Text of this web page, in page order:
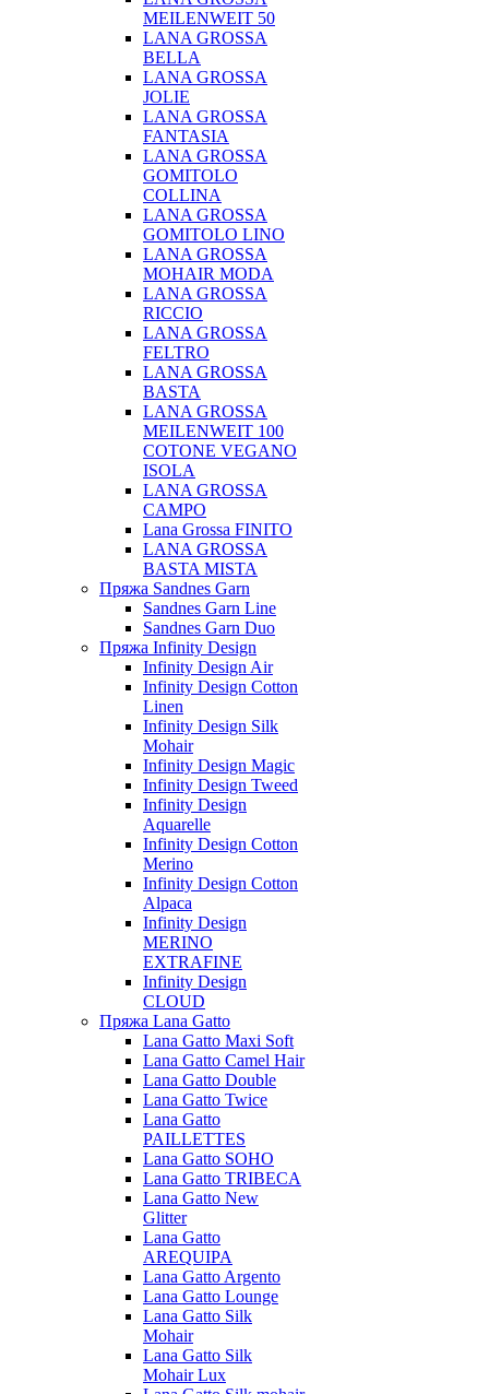
MEILENWEIT 50
LANA GROSSA
BELLA
LANA GROSSA
JOLIE
LANA GROSSA
FANTASIA
LANA GROSSA
GOMITOLO
COLLINA
LANA GROSSA
GOMITOLO LINO
LANA GROSSA
MOHAIR MODA
LANA GROSSA
RICCIO
LANA GROSSA
FELTRO
LANA GROSSA
BASTA
LANA GROSSA
MEILENWEIT 100
COTONE VEGANO
ISOLA
LANA GROSSA
CAMPO
Lana Grossa FINITO
LANA GROSSA
BASTA MISTA
Пряжа Sandnes Garn
Sandnes Garn Line
Sandnes Garn Duo
Пряжа Infinity Design
Infinity Design Air
Infinity Design Cotton
Linen
Infinity Design Silk
Mohair
Infinity Design Magic
Infinity Design Tweed
Infinity Design
Aquarelle
Infinity Design Cotton
Merino
Infinity Design Cotton
Alpaca
Infinity Design
MERINO
EXTRAFINE
Infinity Design
CLOUD
Пряжа Lana Gatto
Lana Gatto Maxi Soft
Lana Gatto Camel Hair
Lana Gatto Double
Lana Gatto Twice
Lana Gatto
PAILLETTES
Lana Gatto SOHO
Lana Gatto TRIBECA
Lana Gatto New
Glitter
Lana Gatto
AREQUIPA
Lana Gatto Argento
Lana Gatto Lounge
Lana Gatto Silk
Mohair
Lana Gatto Silk
Mohair Lux